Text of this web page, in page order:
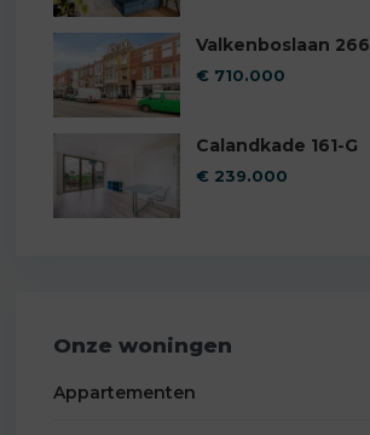
Valkenboslaan 266
€ 710.000
Calandkade 161-G
€ 239.000
Onze woningen
Appartementen